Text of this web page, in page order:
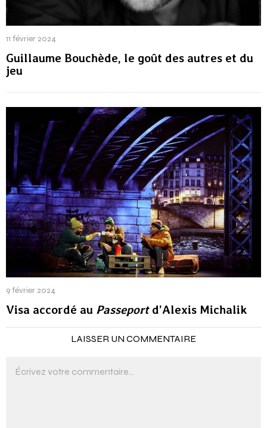
11 février 2024
Guillaume Bouchède, le goût des autres et du
jeu
9 février 2024
Visa accordé au Passeportd’Alexis Michalik
LAISSER UN COMMENTAIRE